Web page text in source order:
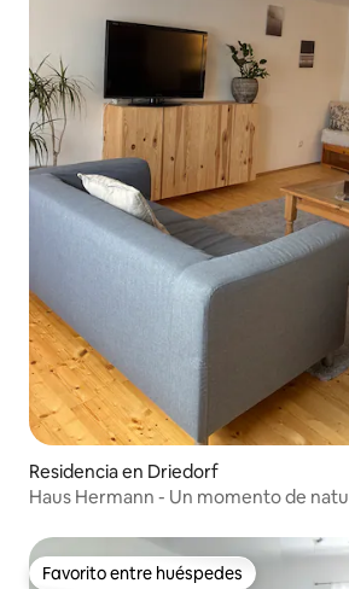
Residencia en Driedorf
Haus Hermann - Un momento de
Favorito entre huéspedes
Favorito entre huéspedes